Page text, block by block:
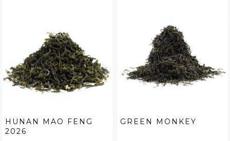
HUNAN MAO FENG
2026
GREEN MONKEY